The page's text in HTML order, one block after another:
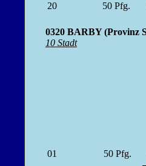
20
50 Pfg.
0320 BARBY (Provinz
10 Stadt
01 50 Pfg.